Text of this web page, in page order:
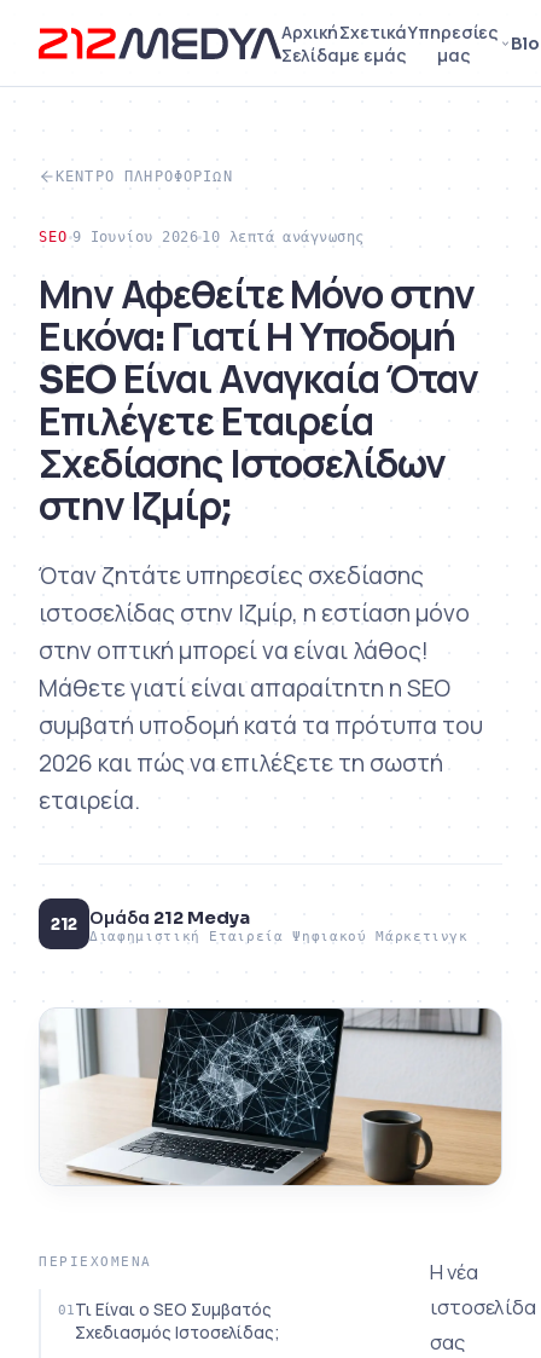
Αρχική
Σελίδα
Σχετικά
με εμάς
Υπηρεσίες
μας
ΚΈΝΤΡΟ ΠΛΗΡΟΦΟΡΙΏΝ
SEO 9 Ιουνίου 2026 10 λεπτά ανάγνωσης
Μην Αφεθείτε Μόνο στην
Εικόνα: Γιατί Η Υποδομή
SEO Είναι Αναγκαία Όταν
Επιλέγετε Εταιρεία
Σχεδίασης Ιστοσελίδων
στην Ιζμίρ;
Όταν ζητάτε υπηρεσίες σχεδίασης
ιστοσελίδας στην Ιζμίρ, η εστίαση μόνο
στην οπτική μπορεί να είναι λάθος!
Μάθετε γιατί είναι απαραίτητη η SEO
συμβατή υποδομή κατά τα πρότυπα του
2026 και πώς να επιλέξετε τη σωστή
εταιρεία.
212 Ομάδα 212 Medya
Διαφημιστική Εταιρεία Ψηφιακού Μάρκετινγκ
ΠΕΡΙΕΧΌΜΕΝΑ
Τι Είναι ο SEO Συμβατός
Σχεδιασμός Ιστοσελίδας;
Η νέα
ιστοσελίδα
σας